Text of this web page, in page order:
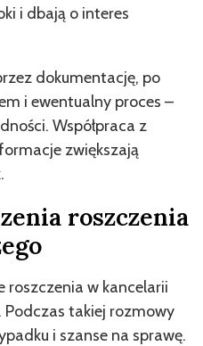
i dbają o interes
dokumentację, po
i ewentualny proces –
Współpraca z
zwiększają
roszczenia
roszczenia w kancelarii
Podczas takiej rozmowy
i szanse na sprawę.